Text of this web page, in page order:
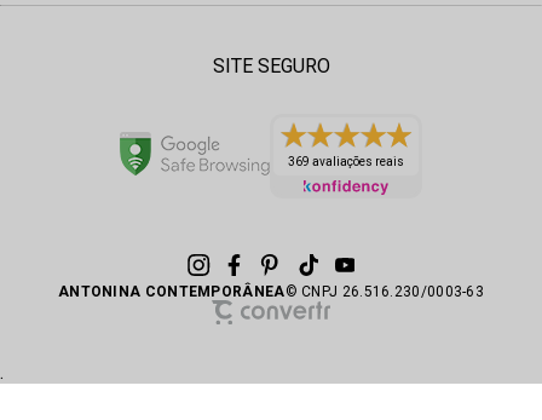
SITE SEGURO
369 avaliações reais
ANTONINA CONTEMPORÂNEA© CNPJ 26.516.230/0003-63
.